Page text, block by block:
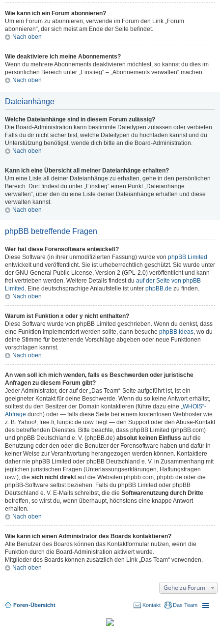
Wie kann ich ein Forum abonnieren?
Um ein Forum zu abonnieren, verwende im Forum den Link „Forum
abonnieren“, der sich meist am Ende der Seite befindet.
Nach oben
Wie deaktiviere ich meine Abonnements?
Wenn du mehrere Abonnements deaktivieren möchtest, so kannst du dies im
persönlichen Bereich unter „Einstieg“ – „Abonnements verwalten“ machen.
Nach oben
Dateianhänge
Welche Dateianhänge sind in diesem Forum zulässig?
Die Board-Administration kann bestimmte Dateitypen zulassen oder verbieten.
Falls du dir nicht sicher bist, welche Dateitypen du hochladen kannst und du
Unterstützung benötigst, wende dich bitte an die Board-Administration.
Nach oben
Kann ich eine Übersicht all meiner Dateianhänge erhalten?
Um eine Liste all deiner Dateianhänge zu erhalten, gehe in den persönlichen
Bereich. Dort findest du unter „Einstieg“ einen Punkt „Dateianhänge
verwalten“, über den du eine Liste deiner Dateianhänge erhalten und diese
verwalten kannst.
Nach oben
phpBB betreffende Fragen
Wer hat diese Forensoftware entwickelt?
Diese Software (in ihrer unmodifizierten Fassung) wurde von phpBB Limited
entwickelt und veröffentlicht. Sie ist urheberrechtlich geschützt. Sie wurde unter
der GNU General Public License, Version 2 (GPL-2.0) veröffentlicht und kann
frei vertrieben werden. Weitere Details findest du auf der Seite von phpBB
Limited . Eine deutschsprachige Anlaufstelle ist unter phpBB.de zu finden.
Nach oben
Warum ist Funktion x oder y nicht enthalten?
Diese Software wurde von phpBB Limited geschrieben. Wenn du denkst, dass
eine Funktion implementiert werden sollte, dann besuche phpBB Ideas, wo du
deine Stimme für bestehende Vorschläge abgeben oder neue Funktionen
vorschlagen kannst.
Nach oben
An wen soll ich mich wenden, falls es Beschwerden oder juristische
Anfragen zu diesem Forum gibt?
Jeder Administrator, der auf der „Das Team“-Seite aufgeführt ist, ist ein
geeigneter Kontakt für deine Beschwerde. Wenn du so keine Antwort erhältst,
solltest du den Besitzer der Domain kontaktieren (führe dazu eine „WHOIS“-
Abfrage durch) oder — falls diese Seite bei einem kostenlosen Webhoster wie
z. B. Yahoo!, free.fr, funpic.de usw. liegt — den Support oder den Abuse-Kontakt
des betreffenden Dienstes. Bitte beachte, dass phpBB Limited (phpBB.com)
und phpBB Deutschland e. V. (phpBB.de) absolut keinen Einfluss auf die
Benutzung oder den oder die Benutzer der Forensoftware haben und dafür in
keiner Weise zur Verantwortung herangezogen werden können. Kontaktiere
daher nie phpBB Limited oder phpBB Deutschland e. V. in Zusammenhang mit
jeglichen juristischen Fragen (Unterlassungserklärungen, Haftungsfragen
usw.), die sich nicht direkt auf die Websiten phpbb.com, phpbb.de oder die
phpBB-Software selbst beziehen. Falls du phpBB Limited oder phpBB
Deutschland e. V. E-Mails schreibst, die die Softwarenutzung durch Dritte
betreffen, so wirst du, wenn überhaupt, höchstens eine knappe Antwort
erhalten.
Nach oben
Wie kann ich einen Administrator des Boards kontaktieren?
Alle Benutzer des Boards können das Kontaktformular nutzen, wenn die
Funktion durch die Board-Administration aktiviert wurde.
Mitglieder des Boards können zusätzlich den Link „Das Team“ verwenden.
Nach oben
Gehe zu Forum
Foren-Übersicht Das Team
Kontakt